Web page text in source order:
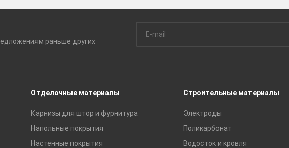
раньше других
Отделочные материалы
Карнизы для штор и фурнитура
Напольные покрытия
Настенные покрытия
Строительные материалы
Электроды
Поликарбонат
Водосток и кровля